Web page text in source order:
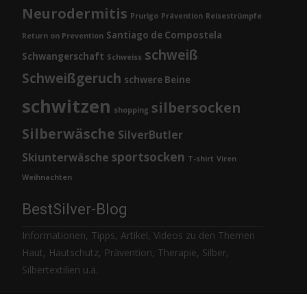
Neurodermitis Prurigo Prävention Reisestrümpfe
Return on Prevention Santiago de Compostela
Schwangerschaft Schweiss schweiß
Schweißgeruch schwere Beine
schwitzen shopping silbersocken
Silberwäsche SilverButler
Skiunterwäsche sportsocken T-shirt Viren
Weihnachten
BestSilver-Blog
Informationen, Tipps, Artikel, Videos zu den Themen
Haut, Hautschutz, Prävention, Therapie, Silber,
Silbertextilien u.ä.